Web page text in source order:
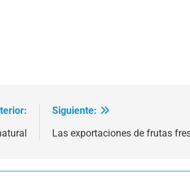
Siguiente:
Las exportaciones de frutas